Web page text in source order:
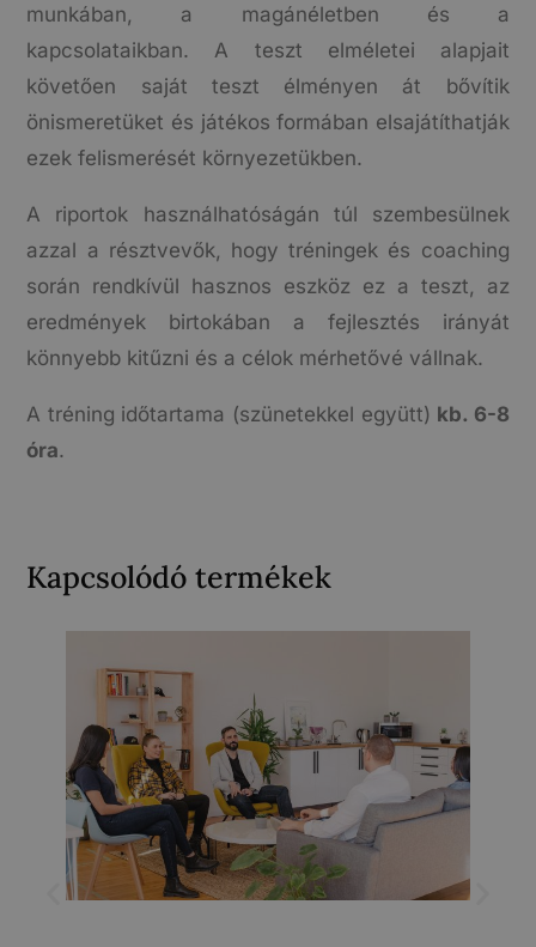
munkában, a magánéletben és a
kapcsolataikban. A teszt elméletei alapjait
követően saját teszt élményen át bővítik
önismeretüket és játékos formában elsajátíthatják
ezek felismerését környezetükben.
A riportok használhatóságán túl szembesülnek
azzal a résztvevők, hogy tréningek és coaching
során rendkívül hasznos eszköz ez a teszt, az
eredmények birtokában a fejlesztés irányát
könnyebb kitűzni és a célok mérhetővé vállnak.
A tréning időtartama (szünetekkel együtt) kb. 6-8
óra.
Kapcsolódó termékek